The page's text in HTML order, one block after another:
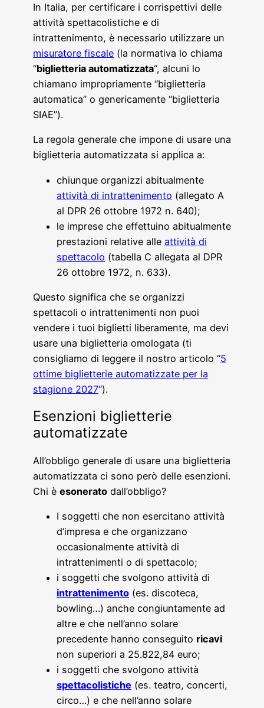
In Italia, per certificare i corrispettivi delle
attività spettacolistiche e di
intrattenimento, è necessario utilizzare un
misuratore fiscale (la normativa lo chiama
“biglietteria automatizzata“, alcuni lo
chiamano impropriamente “biglietteria
automatica” o genericamente “biglietteria
SIAE”).
La regola generale che impone di usare una
biglietteria automatizzata si applica a:
chiunque organizzi abitualmente
attività di intrattenimento (allegato A
al DPR 26 ottobre 1972 n. 640);
le imprese che effettuino abitualmente
prestazioni relative alle attività di
spettacolo (tabella C allegata al DPR
26 ottobre 1972, n. 633).
Questo significa che se organizzi
spettacoli o intrattenimenti non puoi
vendere i tuoi biglietti liberamente, ma devi
usare una biglietteria omologata (ti
consigliamo di leggere il nostro articolo “5
ottime biglietterie automatizzate per la
stagione 2027“).
Esenzioni biglietterie
automatizzate
All’obbligo generale di usare una biglietteria
automatizzata ci sono però delle esenzioni.
Chi è esonerato dall’obbligo?
I soggetti che non esercitano attività
d’impresa e che organizzano
occasionalmente attività di
intrattenimenti o di spettacolo;
i soggetti che svolgono attività di
intrattenimento (es. discoteca,
bowling…) anche congiuntamente ad
altre e che nell’anno solare
precedente hanno conseguito ricavi
non superiori a 25.822,84 euro;
i soggetti che svolgono attività
spettacolistiche (es. teatro, concerti,
circo…) e che nell’anno solare